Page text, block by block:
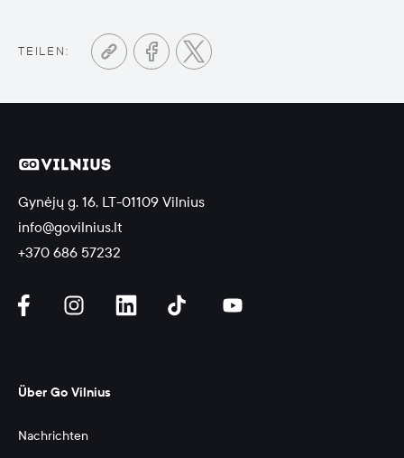
TEILEN:
Gynėjų g. 16, LT-01109 Vilnius
info@govilnius.lt
+370 686 57232
Über Go Vilnius
Nachrichten